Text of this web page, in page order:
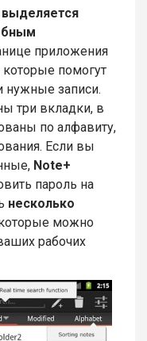
приложения
помогут
нужные записи.
три вкладки, в
по алфавиту,
Если вы
Note+
пароль на
несколько
можно
рабочих